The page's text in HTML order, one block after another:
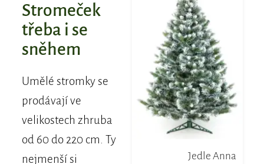
Jedle Anna
Stromeček
třeba i se
sněhem
Umělé stromky se
prodávají ve
velikostech zhruba
od 60 do 220 cm. Ty
nejmenší si